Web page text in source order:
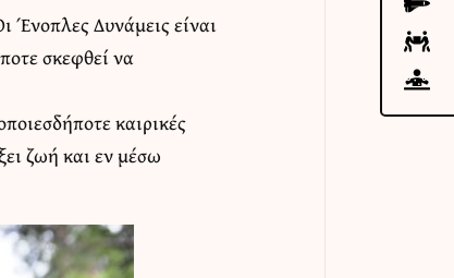
Ένοπλες Δυνάμεις είναι
σκεφθεί να
καιρικές
ζωή και εν μέσω